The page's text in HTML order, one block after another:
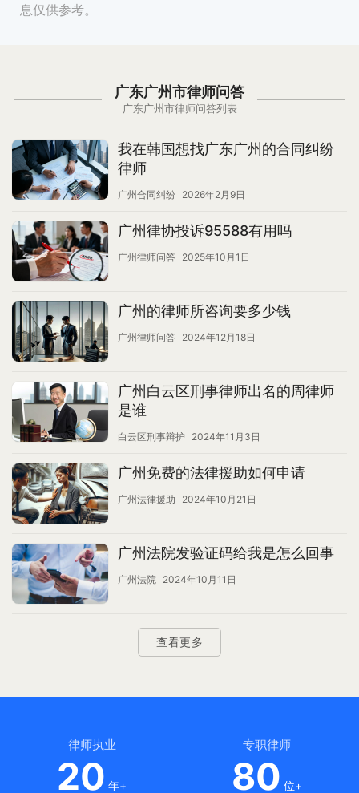
息仅供参考。
广东广州市律师问答
广东广州市律师问答列表
我在韩国想找广东广州的合同纠纷
律师
广州合同纠纷 2026年2月9日
广州律协投诉95588有用吗
广州律师问答 2025年10月1日
广州的律师所咨询要多少钱
广州律师问答 2024年12月18日
广州白云区刑事律师出名的周律师
是谁
白云区刑事辩护 2024年11月3日
广州免费的法律援助如何申请
广州法律援助 2024年10月21日
广州法院发验证码给我是怎么回事
广州法院 2024年10月11日
查看更多
律师执业
20 年+
专职律师
80 位+